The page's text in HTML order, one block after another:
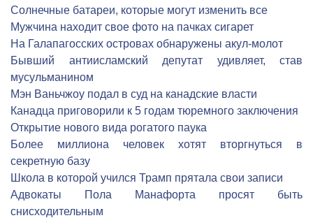
Солнечные батареи, которые могут изменить все
Мужчина находит свое фото на пачках сигарет
На Галапагосских островах обнаружены акул-молот
Бывший антиисламский депутат удивляет, став
мусульманином
Мэн Ваньчжоу подал в суд на канадские власти
Канадца приговорили к 5 годам тюремного заключения
Открытие нового вида рогатого паука
Более миллиона человек хотят вторгнуться в
секретную базу
Школа в которой учился Трамп прятала свои записи
Адвокаты Пола Манафорта просят быть
снисходительным